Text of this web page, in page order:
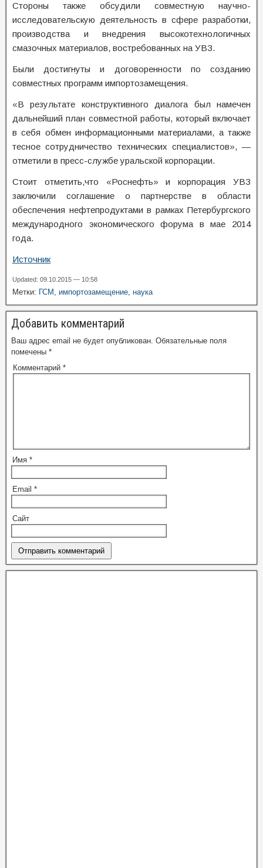
Стороны также обсудили совместную научно-
исследовательскую деятельность в сфере разработки,
производства и внедрения высокотехнологичных
смазочных материалов, востребованных на УВЗ.
Были достигнуты и договоренности по созданию
совместных программ импортозамещения.
«В результате конструктивного диалога был намечен
дальнейший план совместной работы, который включает
в себя обмен информационными материалами, а также
тесное сотрудничество технических специалистов», —
отметили в пресс-службе уральской корпорации.
Стоит отметить,что «Роснефть» и корпорация УВЗ
заключили соглашение о партнерстве в области
обеспечения нефтепродуктами в рамках Петербургского
международного экономического форума в мае 2014
года.
Источник
Updated: 09.10.2015 — 10:58
Метки: ГСМ , импортозамещение, наука
Добавить комментарий
Ваш адрес email не будет опубликован. Обязательные поля
помечены *
Комментарий *
Имя *
Email *
Сайт